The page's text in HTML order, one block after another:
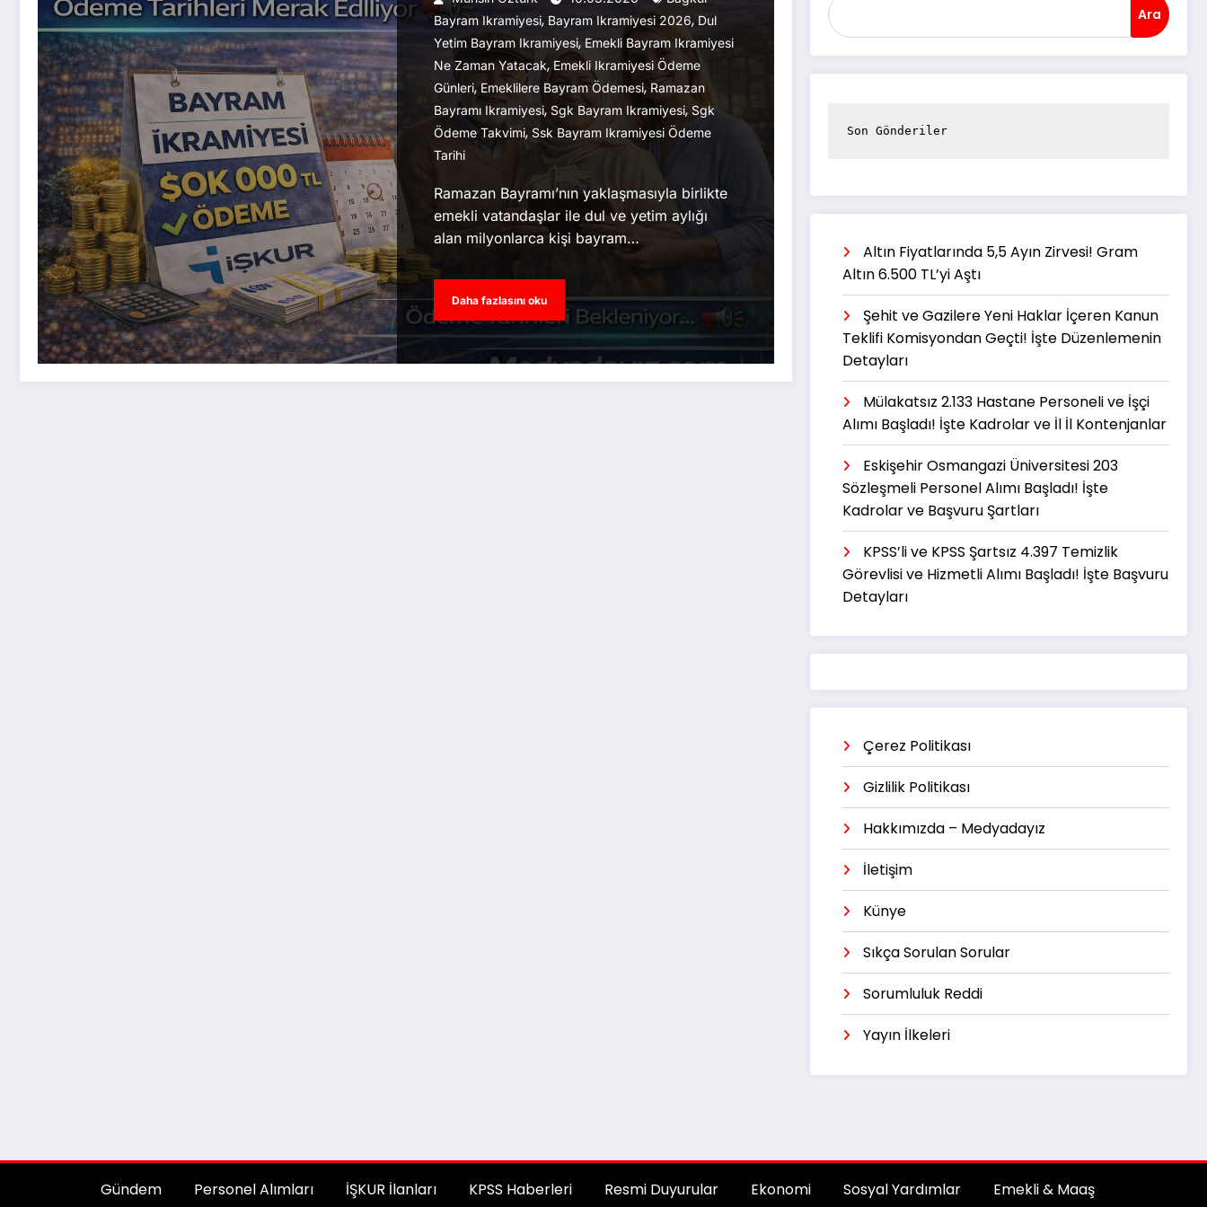
Bayram Ikramiyesi, Bayram Ikramiyesi 2026, Dul
Yetim Bayram Ikramiyesi, Emekli Bayram Ikramiyesi
Ne Zaman Yatacak,Emekli Ikramiyesi Ödeme
Günleri, Emeklilere Bayram Ödemesi, Ramazan
Bayramı Ikramiyesi, Sgk Bayram Ikramiyesi, Sgk
Ödeme Takvimi, Ssk Bayram Ikramiyesi Ödeme
Tarihi
Ramazan Bayramı’nın yaklaşmasıyla birlikte
emekli vatandaşlar ile dul ve yetim aylığı
alan milyonlarca kişi bayram…
Daha fazlasını oku
Ara
Son Gönderiler
Altın Fiyatlarında 5,5 Ayın Zirvesi! Gram
Altın 6.500 TL’yi Aştı
Şehit ve Gazilere Yeni Haklar İçeren Kanun
Teklifi Komisyondan Geçti! İşte Düzenlemenin
Detayları
Mülakatsız 2.133 Hastane Personeli ve İşçi
Alımı Başladı! İşte Kadrolar ve İl İl Kontenjanlar
Eskişehir Osmangazi Üniversitesi 203
Sözleşmeli Personel Alımı Başladı! İşte
Kadrolar ve Başvuru Şartları
KPSS’li ve KPSS Şartsız 4.397 Temizlik
Görevlisi ve Hizmetli Alımı Başladı! İşte Başvuru
Detayları
Çerez Politikası
Gizlilik Politikası
Hakkımızda – Medyadayız
İletişim
Künye
Sıkça Sorulan Sorular
Sorumluluk Reddi
Yayın İlkeleri
Gündem Personel Alımları İŞKUR İlanları KPSS Haberleri Resmi Duyurular Ekonomi Sosyal Yardımlar Emekli & Maaş